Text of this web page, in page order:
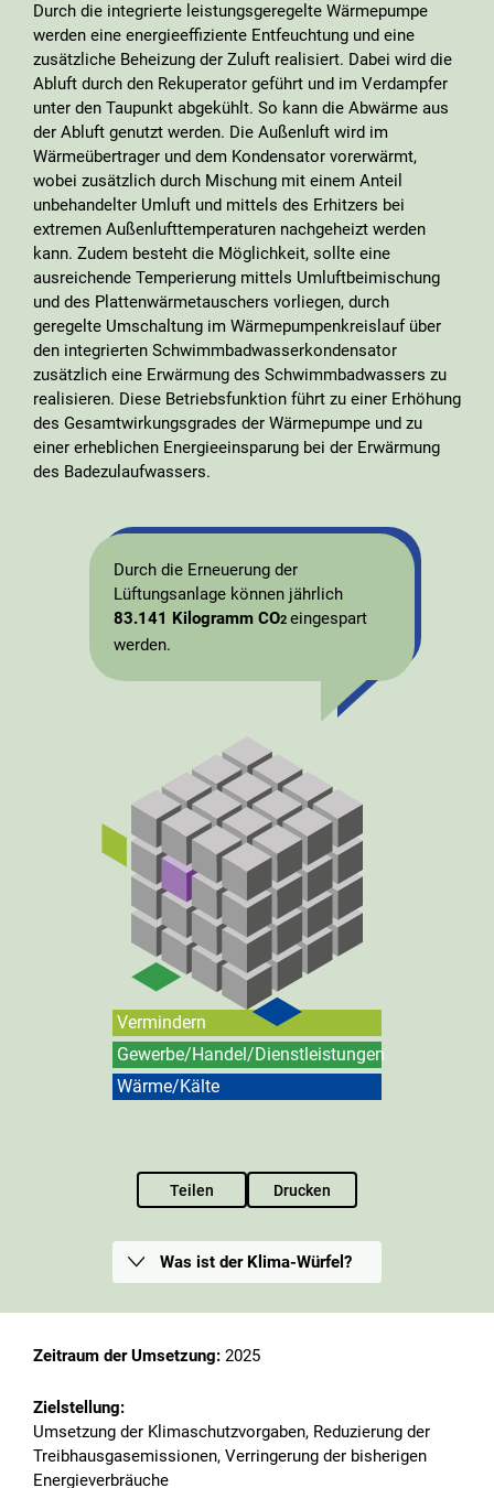
Teilen Drucken
Durch die integrierte leistungsgeregelte Wärmepumpe
werden eine energieeffiziente Entfeuchtung und eine
zusätzliche Beheizung der Zuluft realisiert. Dabei wird die
Abluft durch den Rekuperator geführt und im Verdampfer
unter den Taupunkt abgekühlt. So kann die Abwärme aus
der Abluft genutzt werden. Die Außenluft wird im
Wärmeübertrager und dem Kondensator vorerwärmt,
wobei zusätzlich durch Mischung mit einem Anteil
unbehandelter Umluft und mittels des Erhitzers bei
extremen Außenlufttemperaturen nachgeheizt werden
kann. Zudem besteht die Möglichkeit, sollte eine
ausreichende Temperierung mittels Umluftbeimischung
und des Plattenwärmetauschers vorliegen, durch
geregelte Umschaltung im Wärmepumpenkreislauf über
den integrierten Schwimmbadwasserkondensator
zusätzlich eine Erwärmung des Schwimmbadwassers zu
realisieren. Diese Betriebsfunktion führt zu einer Erhöhung
des Gesamtwirkungsgrades der Wärmepumpe und zu
einer erheblichen Energieeinsparung bei der Erwärmung
des Badezulaufwassers.
Durch die Erneuerung der
Lüftungsanlage können jährlich
83.141 Kilogramm CO2 eingespart
werden.
Vermindern
Gewerbe/Handel/Dienstleistungen
Wärme/Kälte
Was ist der Klima-Würfel?
Zeitraum der Umsetzung: 2025
Zielstellung:
Umsetzung der Klimaschutzvorgaben, Reduzierung der
Treibhausgasemissionen, Verringerung der bisherigen
Energieverbräuche